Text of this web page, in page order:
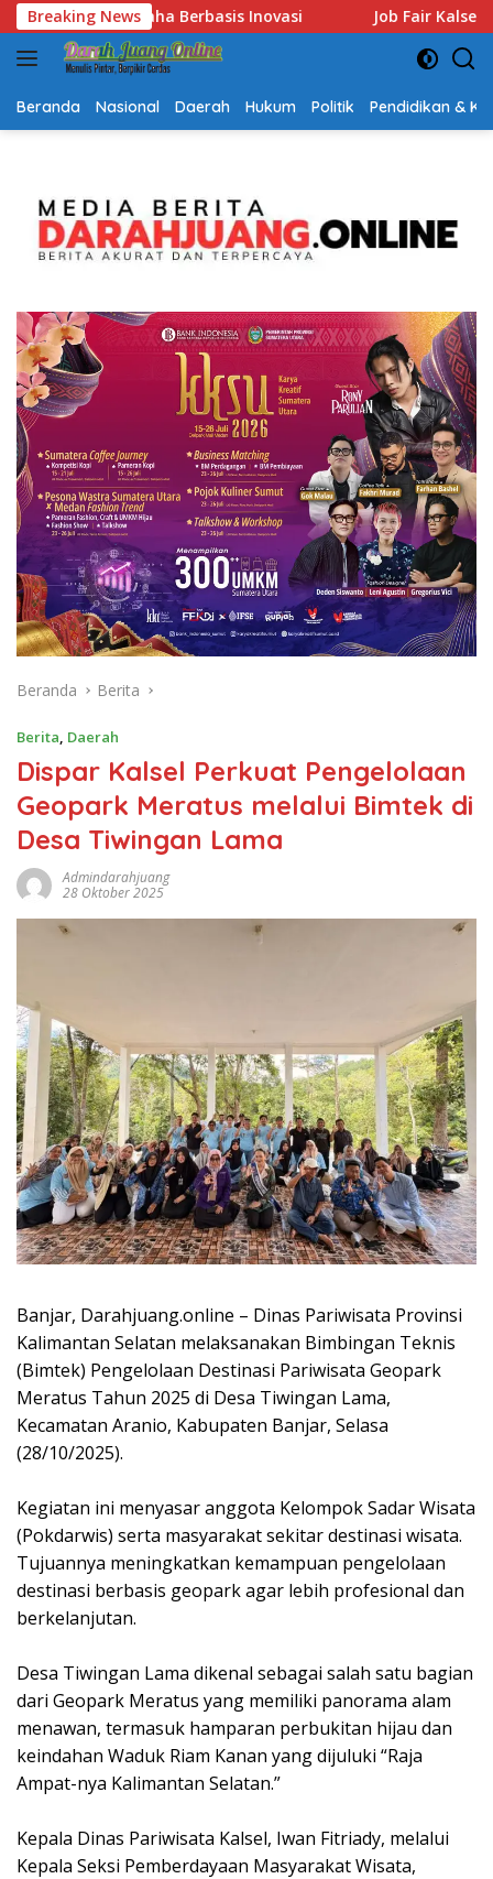
Langsung
ke
konten
Breaking News
Job Fair Kalsel 2026 Dibuka, Sediakan Hampir 2.000
Beranda Nasional Daerah Hukum Politik Pendidikan &
Beranda Berita
Berita, Daerah
Dispar Kalsel Perkuat Pengelolaan
Geopark Meratus melalui Bimtek di
Desa Tiwingan Lama
Admindarahjuang
28 Oktober 2025
Banjar, Darahjuang.online – Dinas Pariwisata Provinsi
Kalimantan Selatan melaksanakan Bimbingan Teknis
(Bimtek) Pengelolaan Destinasi Pariwisata Geopark
Meratus Tahun 2025 di Desa Tiwingan Lama,
Kecamatan Aranio, Kabupaten Banjar, Selasa
(28/10/2025).
Kegiatan ini menyasar anggota Kelompok Sadar Wisata
(Pokdarwis) serta masyarakat sekitar destinasi wisata.
Tujuannya meningkatkan kemampuan pengelolaan
destinasi berbasis geopark agar lebih profesional dan
berkelanjutan.
Desa Tiwingan Lama dikenal sebagai salah satu bagian
dari Geopark Meratus yang memiliki panorama alam
menawan, termasuk hamparan perbukitan hijau dan
keindahan Waduk Riam Kanan yang dijuluki “Raja
Ampat-nya Kalimantan Selatan.”
Kepala Dinas Pariwisata Kalsel, Iwan Fitriady, melalui
Kepala Seksi Pemberdayaan Masyarakat Wisata,